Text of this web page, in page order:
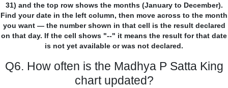
31) and the top row shows the months (January to December).
Find your date in the left column, then move across to the month
you want — the number shown in that cell is the result declared
on that day. If the cell shows "--" it means the result for that date
is not yet available or was not declared.
Q6. How often is the Madhya P Satta King
chart updated?